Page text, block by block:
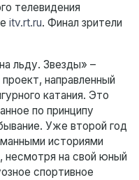
телевидения
itv.rt.ru. Финал зрители
льду. Звезды» –
направленный
катания. Это
по принципу
Уже второй год
историями
несмотря на свой юный
спортивное